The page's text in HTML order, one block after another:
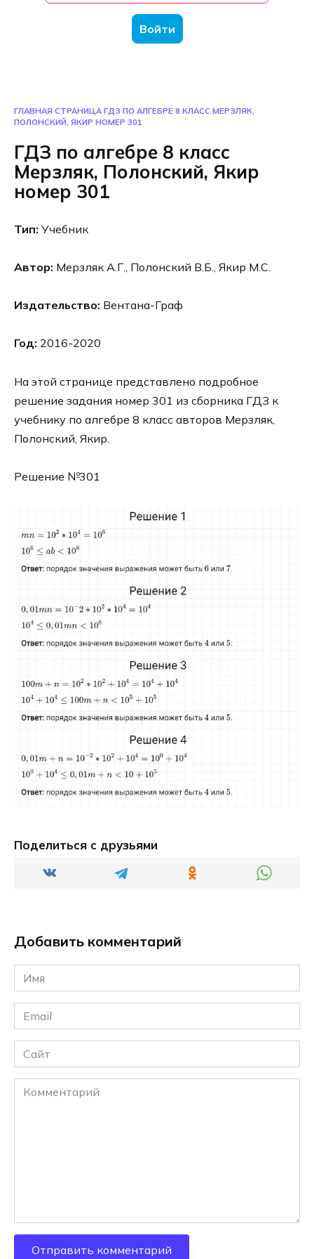
Войти
ГЛАВНАЯ СТРАНИЦА ГДЗ ПО АЛГЕБРЕ 8 КЛАСС МЕРЗЛЯК,
ПОЛОНСКИЙ, ЯКИР НОМЕР 301
ГДЗ по алгебре 8 класс
Мерзляк, Полонский, Якир
номер 301
Тип: Учебник
Автор: Мерзляк А.Г., Полонский В.Б., Якир М.С.
Издательство: Вентана-Граф
Год: 2016-2020
На этой странице представлено подробное
решение задания номер 301 из сборника ГДЗ к
учебнику по алгебре 8 класс авторов Мерзляк,
Полонский, Якир.
Решение №301
Поделиться с друзьями
Добавить комментарий
Имя
*
Email
*
Сайт
Комментарий